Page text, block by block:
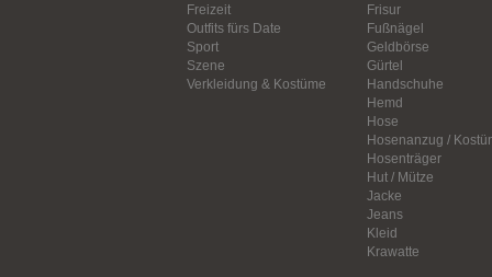
Freizeit
Outfits fürs Date
Sport
Szene
Verkleidung & Kostüme
Frisur
Fußnägel
Geldbörse
Gürtel
Handschuhe
Hemd
Hose
Hosenanzug /
Hosenträger
Hut / Mütze
Jacke
Jeans
Kleid
Krawatte